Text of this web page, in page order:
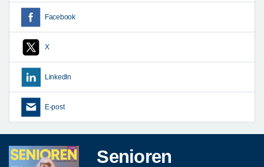
Facebook
X
LinkedIn
E-post
Senioren